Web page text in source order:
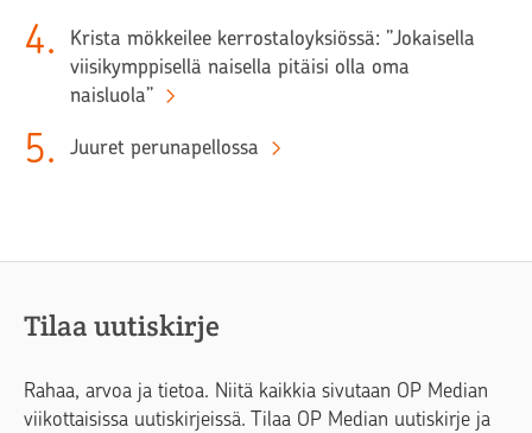
4.
Krista mökkeilee kerrostaloyksiössä: ”Jokaisella
viisikymppisellä naisella pitäisi olla oma
naisluola”
5. Juuret perunapellossa
Tilaa uutiskirje
Rahaa, arvoa ja tietoa. Niitä kaikkia sivutaan OP Median
viikottaisissa uutiskirjeissä. Tilaa OP Median uutiskirje ja